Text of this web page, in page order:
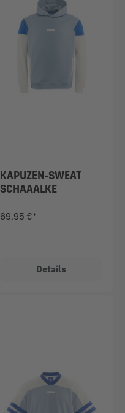
KAPUZEN-SWEAT
SCHAAALKE
69,95 €*
Details